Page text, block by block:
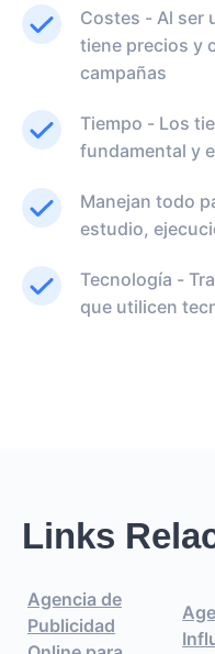
Costes - Al ser
tiene precios y
campañas
Tiempo - Los
fundamental y
Manejan todo
estudio,
Tecnología -
que utilicen
Links
Agencia de
Publicidad